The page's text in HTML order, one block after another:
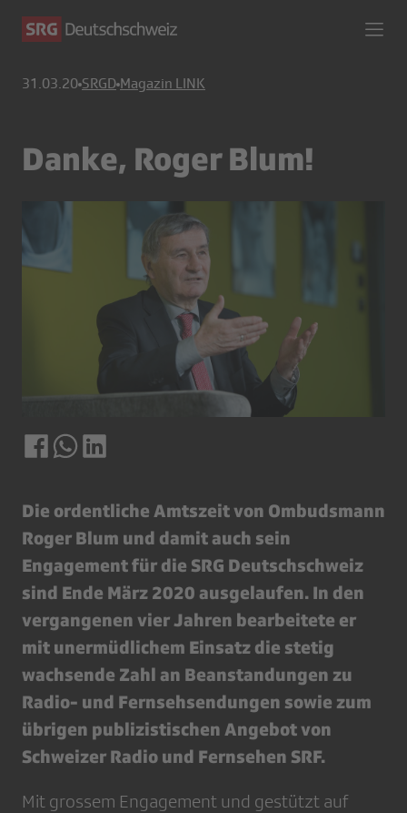
31.03.20 SRGD Magazin LINK
Danke, Roger Blum!
Die ordentliche Amtszeit von Ombudsmann
Roger Blum und damit auch sein
Engagement für die SRG Deutschschweiz
sind Ende März 2020 ausgelaufen. In den
vergangenen vier Jahren bearbeitete er
mit unermüdlichem Einsatz die stetig
wachsende Zahl an Beanstandungen zu
Radio- und Fernsehsendungen sowie zum
übrigen publizistischen Angebot von
Schweizer Radio und Fernsehen SRF.
Mit grossem Engagement und gestützt auf